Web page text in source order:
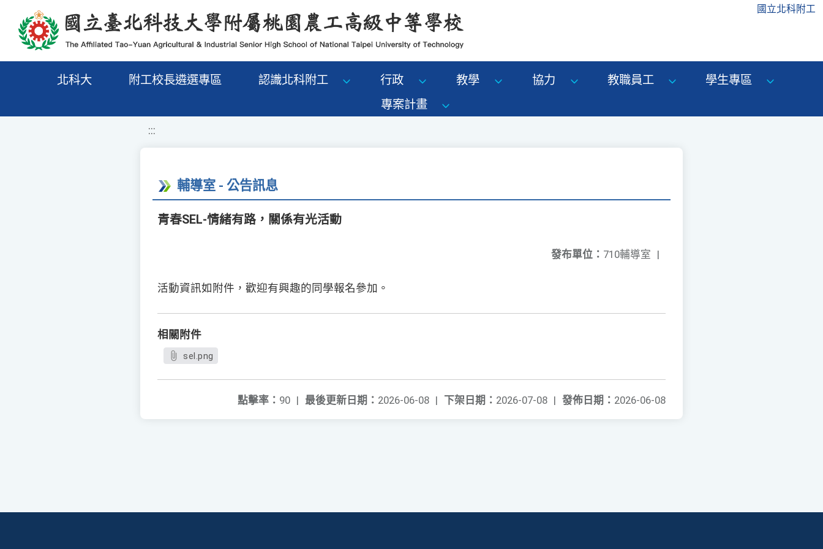
移至網頁之主要內容區位置 國立北科附工
北科大 附工校長遴選專區 認識北科附工 行政 教學 協力 教職員工
學生專區
專案計畫
:::
輔導室 - 公告訊息
青春SEL-情緒有路，關係有光活動
發布單位： 710輔導室 |
活動資訊如附件，歡迎有興趣的同學報名參加。
相關附件
sel.png
發佈日期： 2026-06-08
下架日期： 2026-07-08 |
最後更新日期： 2026-06-08 |
點擊率： 90 |